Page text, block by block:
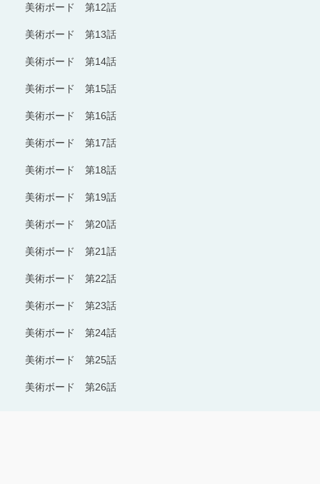
美術ボード 第12話
美術ボード 第13話
美術ボード 第14話
美術ボード 第15話
美術ボード 第16話
美術ボード 第17話
美術ボード 第18話
美術ボード 第19話
美術ボード 第20話
美術ボード 第21話
美術ボード 第22話
美術ボード 第23話
美術ボード 第24話
美術ボード 第25話
美術ボード 第26話